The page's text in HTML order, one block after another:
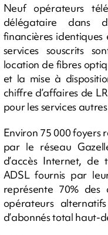
Neuf opérateurs
délégataire dans
financières
services souscrits
location de fibres
et la mise à
chiffre d’affaires de
pour les services
Environ 75 000 foyers
par le réseau
d’accès Internet,
ADSL fournis par
représente 70% des
opérateurs
d’abonnés total haut-